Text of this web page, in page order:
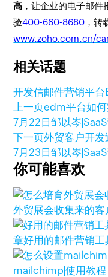
高 ，让企业的电子邮
验400-660-8680 ，转
www.zoho.com.cn/
相关话题
开发信邮件营销平台
上一页edm平台如
7月22日邹以岑
下一页外贸客户开
7月23日邹以岑
你可能喜欢
外贸展会收集来的客
章好用的邮件营销
mailchimp|使用教程